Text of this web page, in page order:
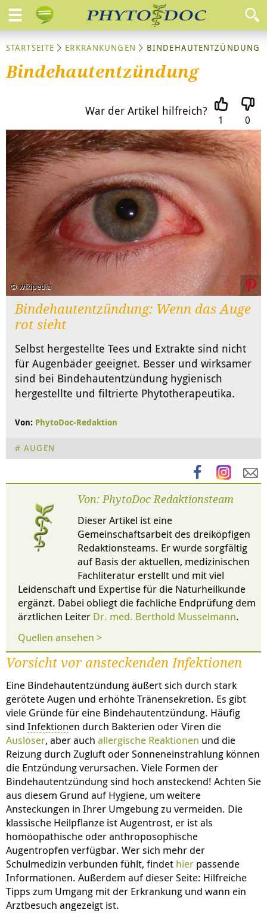
STARTSEITE ERKRANKUNGEN BINDEHAUTENTZÜNDUNG
Bindehautentzündung
War der Artikel hilfreich?
1 0
© wikipedia
Bindehautentzündung: Wenn das Auge
rot sieht
Selbst hergestellte Tees und Extrakte sind nicht
für Augenbäder geeignet. Besser und wirksamer
sind bei Bindehautentzündung hygienisch
hergestellte und filtrierte Phytotherapeutika.
Von: PhytoDoc-Redaktion
AUGEN
Von: PhytoDoc Redaktionsteam
Dieser Artikel ist eine
Gemeinschaftsarbeit des dreiköpfigen
Redaktionsteams. Er wurde sorgfältig
auf Basis der aktuellen, medizinischen
Fachliteratur erstellt und mit viel
Leidenschaft und Expertise für die Naturheilkunde
ergänzt. Dabei obliegt die fachliche Endprüfung dem
ärztlichen Leiter Dr. med. Berthold Musselmann.
Quellen ansehen >
Vorsicht vor ansteckenden Infektionen
Eine Bindehautentzündung äußert sich durch stark
gerötete Augen und erhöhte Tränensekretion. Es gibt
viele Gründe für eine Bindehautentzündung. Häufig
sind Infektionen durch Bakterien oder Viren die
Auslöser, aber auch allergische Reaktionen und die
Reizung durch Zugluft oder Sonneneinstrahlung können
die Entzündung verursachen. Viele Formen der
Bindehautentzündung sind hoch ansteckend! Achten Sie
aus diesem Grund auf Hygiene, um weitere
Ansteckungen in Ihrer Umgebung zu vermeiden. Die
klassische Heilpflanze ist Augentrost, er ist als
homöopathische oder anthroposophische
Augentropfen verfügbar. Wer sich mehr der
Schulmedizin verbunden fühlt, findet hier passende
Informationen. Außerdem auf dieser Seite: Hilfreiche
Tipps zum Umgang mit der Erkrankung und wann ein
Arztbesuch angezeigt ist.